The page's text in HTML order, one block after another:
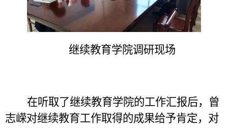
继续教育学院调研现场
在听取了继续教育学院的工作汇报后，曾
志嵘对继续教育工作取得的成果给予肯定，对